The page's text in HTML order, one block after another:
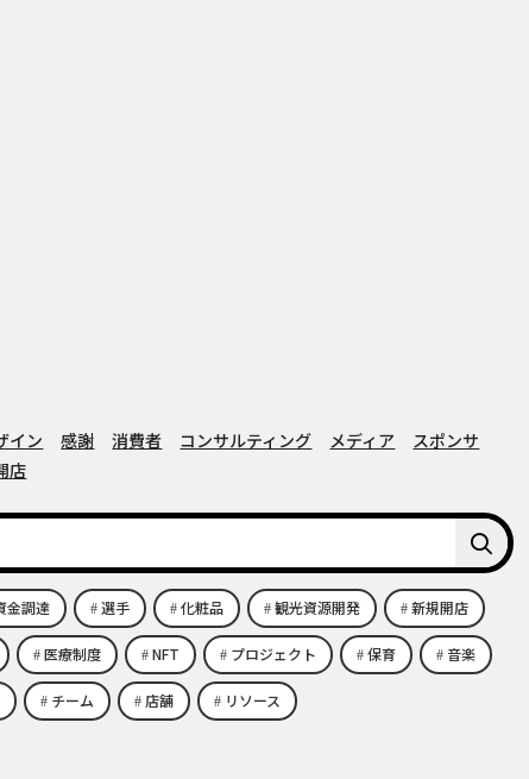
イン 感謝 消費者 コンサルティング メディア
スポンサ
店
金調達 選手 化粧品 観光資源開発 新規開店
医療制度 NFT プロジェクト 保育 音楽
チーム 店舗 リソース